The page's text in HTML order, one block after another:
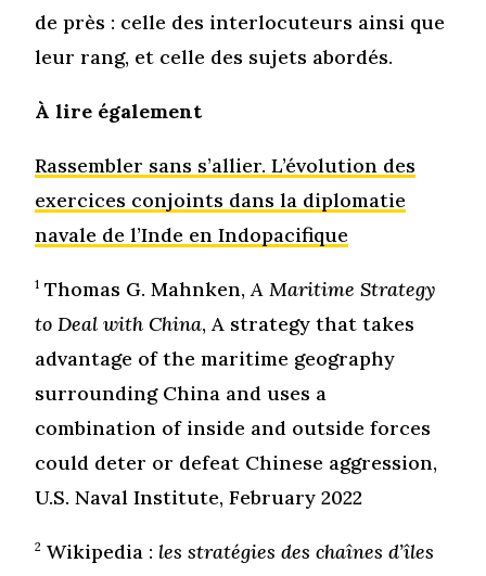
de près : celle des interlocuteurs ainsi que
leur rang, et celle des sujets abordés.
À lire également
Rassembler sans s’allier. L’évolution des
exercices conjoints dans la diplomatie
navale de l’Inde en Indopacifique
1 Thomas G. Mahnken,A Maritime Strategy
to Deal with China, A strategy that takes
advantage of the maritime geography
surrounding China and uses a
combination of inside and outside forces
could deter or defeat Chinese aggression,
U.S. Naval Institute, February 2022
2 Wikipedia : les stratégies des chaînes d’îles